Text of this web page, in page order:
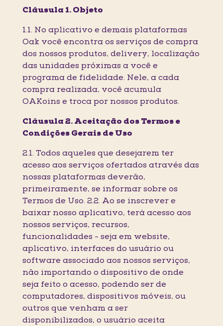
Cláusula 1. Objeto
1.1. No aplicativo e demais plataformas
Oak você encontra os serviços de compra
dos nossos produtos, delivery, localização
das unidades próximas a você e
programa de fidelidade. Nele, a cada
compra realizada, você acumula
OAKoins e troca por nossos produtos.
Cláusula 2. Aceitação dos Termos e
Condições Gerais de Uso
2.1. Todos aqueles que desejarem ter
acesso aos serviços ofertados através das
nossas plataformas deverão,
primeiramente, se informar sobre os
Termos de Uso. 2.2. Ao se inscrever e
baixar nosso aplicativo, terá acesso aos
nossos serviços, recursos,
funcionalidades - seja em website,
aplicativo, interfaces do usuário ou
software associado aos nossos serviços,
não importando o dispositivo de onde
seja feito o acesso, podendo ser de
computadores, dispositivos móveis, ou
outros que venham a ser
disponibilizados, o usuário aceita